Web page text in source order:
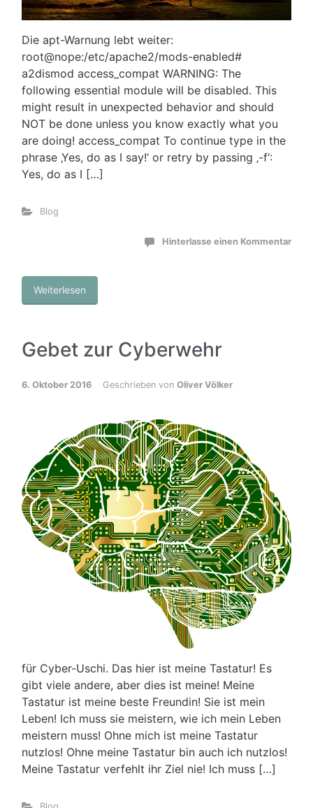
Die apt-Warnung lebt weiter:
root@nope:/etc/apache2/mods-enabled#
a2dismod access_compat WARNING: The
following essential module will be disabled. This
might result in unexpected behavior and should
NOT be done unless you know exactly what you
are doing! access_compat To continue type in the
phrase ‚Yes, do as I say!‘ or retry by passing ‚-f‘:
Yes, do as I […]
Blog
Hinterlasse einen Kommentar
Weiterlesen
Gebet zur Cyberwehr
6. Oktober 2016 Geschrieben von Oliver Völker
für Cyber-Uschi. Das hier ist meine Tastatur! Es
gibt viele andere, aber dies ist meine! Meine
Tastatur ist meine beste Freundin! Sie ist mein
Leben! Ich muss sie meistern, wie ich mein Leben
meistern muss! Ohne mich ist meine Tastatur
nutzlos! Ohne meine Tastatur bin auch ich nutzlos!
Meine Tastatur verfehlt ihr Ziel nie! Ich muss […]